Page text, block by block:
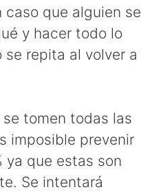
caso que alguien se
y hacer todo lo
repita al volver a
tomen todas las
imposible prevenir
ya que estas son
Se intentará